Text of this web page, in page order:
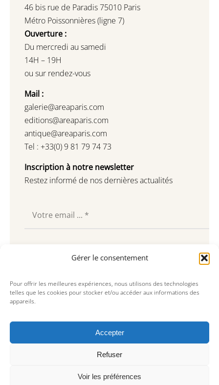
Gérer le consentement
Pour offrir les meilleures expériences, nous utilisons des technologies
telles que les cookies pour stocker et/ou accéder aux informations des
appareils.
Accepter
Refuser
Voir les préférences
46 bis rue de Paradis 75010 Paris
Métro Poissonnières (ligne 7)
Ouverture :
Du mercredi au samedi
14H – 19H
ou sur rendez-vous
Mail :
galerie@areaparis.com
editions@areaparis.com
antique@areaparis.com
Tel : +33(0) 9 81 79 74 73
Inscription à notre newsletter
Restez informé de nos dernières actualités
Souscrire